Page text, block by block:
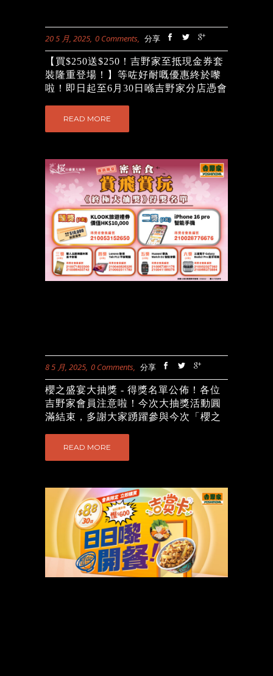
20 5 月, 2025 0 Comments 分享
【買$250送$250！吉野家至抵現金券套
裝隆重登場！】等咗好耐嘅優惠終於嚟
啦！即日起至6月30日喺吉野家分店憑會
金券 x 10張）即送價值超過$250嘅抵食
購啦！ $250現金券套裝包括：$25電子
現金券 x 10張惠顧滿$100減$10(晚市) x
1張買一送一購買野菜煎雞丼(大)配飲品
送野菜煎雞丼(中)配特飲/茶/汽水/湯 x 1
張惠顧滿$50減$5（全日）x 1張惠顧任
何丼飯或飲品送抹茶紅豆冰1杯 x 2張
$10 現金券 x 2張$5 現金券 x 1張(免費)
野菜牛肉丼(中)配特飲/茶/汽水/湯 x 1張
(免費)野菜煎雞丼(大)配特飲/茶/汽水/湯
優惠券」。現金券包不可使用任何優惠
進行購買。數量有限，售完即止。此電
子現金券套裝推廣期至2025年6月30
日，而所購得之現金券和附送之電子優
惠券有效期為發出首日起計60天內，逾
期無效，任何情況下均不獲補發。此電
子現金券套裝不適用於分店自助售賣機
購買，只適用於櫃檯購買。此電子現金
券套裝只適用於吉野家分店（荔枝角合
示及使用有效之「吉野家Yoshinoya」
APP及電子優惠券（恕不接受影印本或
屏幕截圖）。此電子現金券套裝不能兌
換現金，恕不找贖。此電子現金券套裝
只限於分店收銀櫃檯使用。所有使用電
子現金券之交易不可要求退款。此電子
現金券套裝之$25現金券不能於分店自助
READ MORE
8 5 月, 2025 0 Comments 分享
櫻之盛宴大抽獎 - 得獎名單公佈！各位
吉野家會員注意啦！今次大抽獎活動圓
滿結束，多謝大家踴躍參與今次「櫻之
獎者，快啲嚟睇下有冇你嘅會員號碼呀
能手機(價值$8,599)➤ 得獎者：
210028776676三獎 - 雙主題樂園年票金
卡會籍 (價值$5,496)➤ 得獎者：
210071822300、210086455742四獎 -
LENOVO 聯想Tab P12平板電腦 (價值
$3,299)➤ 得獎者：210040826326、
210002511792五獎 - HUAWEI 華為
READ MORE